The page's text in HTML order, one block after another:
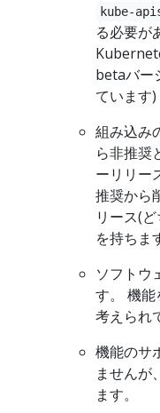
kube-
る必要が
betaバー
ています)
組み込み
ら非推奨
ーリリー
推奨から
リース(
を持ちま
ソフトウ
す。 機能
考えられ
機能のサ
ませんが
ます。